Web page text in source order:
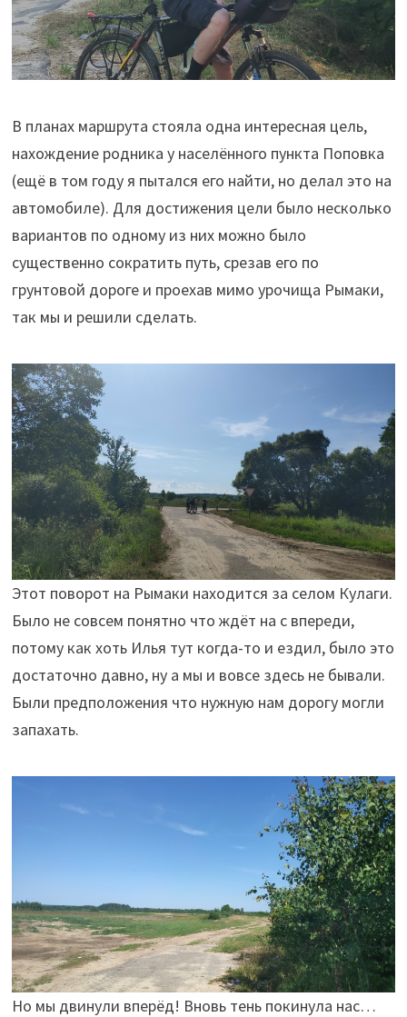
В планах маршрута стояла одна интересная цель,
нахождение родника у населённого пункта Поповка
(ещё в том году я пытался его найти, но делал это на
автомобиле). Для достижения цели было несколько
вариантов по одному из них можно было
существенно сократить путь, срезав его по
грунтовой дороге и проехав мимо урочища Рымаки,
так мы и решили сделать.
Этот поворот на Рымаки находится за селом Кулаги.
Было не совсем понятно что ждёт на с впереди,
потому как хоть Илья тут когда-то и ездил, было это
достаточно давно, ну а мы и вовсе здесь не бывали.
Были предположения что нужную нам дорогу могли
запахать.
Но мы двинули вперёд! Вновь тень покинула нас…